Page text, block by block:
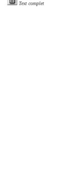
Text complet